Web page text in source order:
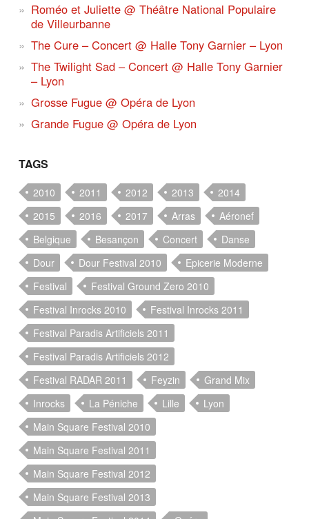
Roméo et Juliette @ Théâtre National Populaire
de Villeurbanne
The Cure – Concert @ Halle Tony Garnier – Lyon
The Twilight Sad – Concert @ Halle Tony Garnier
– Lyon
Grosse Fugue @ Opéra de Lyon
Grande Fugue @ Opéra de Lyon
TAGS
2010 2011 2012 2013
2014
2015
2016 2017 Arras
Aéronef
Belgique
Besançon Concert
Danse
Dour
Dour Festival 2010
Epicerie Moderne
Festival
Festival Ground Zero 2010
Festival Inrocks 2010
Festival Inrocks 2011
Festival Paradis Artificiels 2011
Festival Paradis Artificiels 2012
Festival RADAR 2011
Feyzin
Grand Mix
Inrocks
La Péniche Lille
Lyon
Main Square Festival 2010
Main Square Festival 2011
Main Square Festival 2012
Main Square Festival 2013